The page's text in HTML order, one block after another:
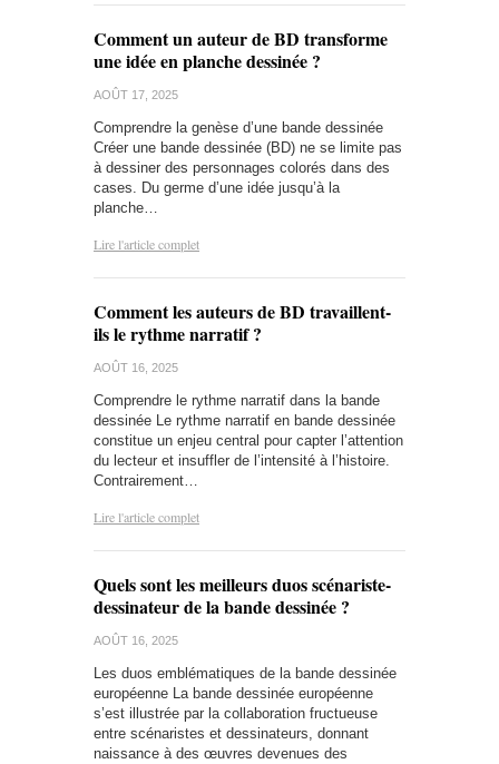
Comment un auteur de BD transforme
une idée en planche dessinée ?
AOÛT 17, 2025
Comprendre la genèse d’une bande dessinée
Créer une bande dessinée (BD) ne se limite pas
à dessiner des personnages colorés dans des
cases. Du germe d’une idée jusqu’à la
planche…
Lire l'article complet
Comment les auteurs de BD travaillent-
ils le rythme narratif ?
AOÛT 16, 2025
Comprendre le rythme narratif dans la bande
dessinée Le rythme narratif en bande dessinée
constitue un enjeu central pour capter l’attention
du lecteur et insuffler de l’intensité à l’histoire.
Contrairement…
Lire l'article complet
Quels sont les meilleurs duos scénariste-
dessinateur de la bande dessinée ?
AOÛT 16, 2025
Les duos emblématiques de la bande dessinée
européenne La bande dessinée européenne
s’est illustrée par la collaboration fructueuse
entre scénaristes et dessinateurs, donnant
naissance à des œuvres devenues des